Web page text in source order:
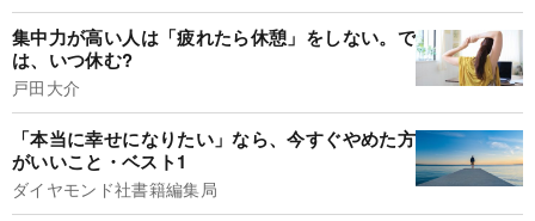
集中力が高い人は「疲れたら休憩」をしない。で
は、いつ休む?
戸田大介
「本当に幸せになりたい」なら、今すぐやめた方
がいいこと・ベスト1
ダイヤモンド社書籍編集局